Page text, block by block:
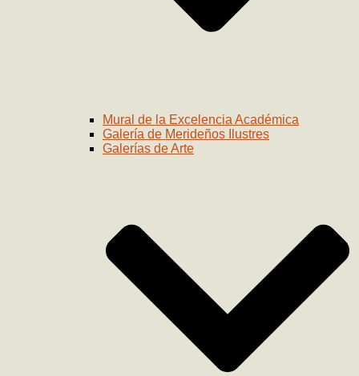
Mural de la Excelencia Académica
Galería de Merideños Ilustres
Galerías de Arte